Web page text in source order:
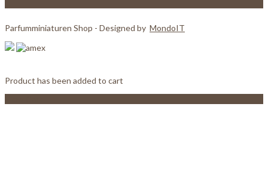
Parfumminiaturen Shop - Designed by MondoIT
Product has been added to cart